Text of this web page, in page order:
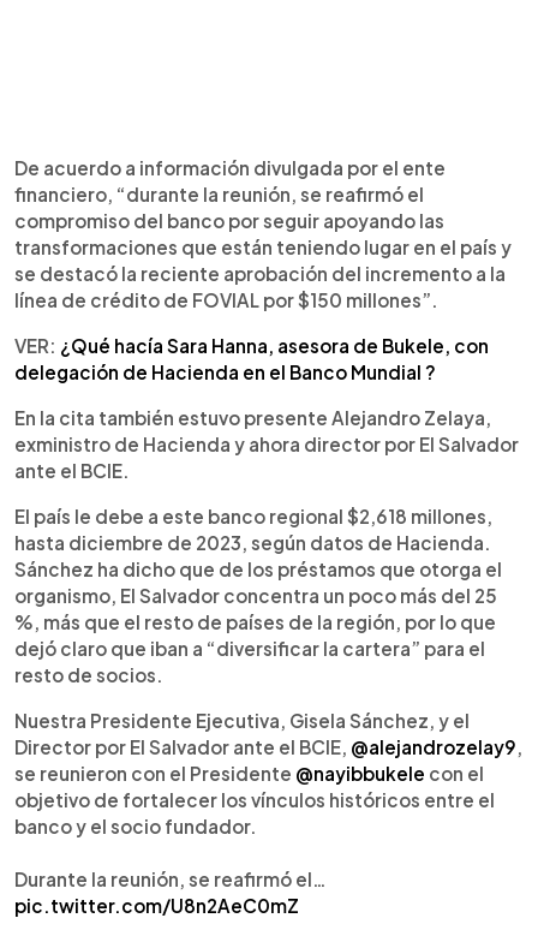
De acuerdo a información divulgada por el ente
financiero, “durante la reunión, se reafirmó el
compromiso del banco por seguir apoyando las
transformaciones que están teniendo lugar en el país y
se destacó la reciente aprobación del incremento a la
línea de crédito de FOVIAL por $150 millones”.
VER: ¿Qué hacía Sara Hanna, asesora de Bukele, con
delegación de Hacienda en el Banco Mundial ?
En la cita también estuvo presente Alejandro Zelaya,
exministro de Hacienda y ahora director por El Salvador
ante el BCIE.
El país le debe a este banco regional $2,618 millones,
hasta diciembre de 2023, según datos de Hacienda.
Sánchez ha dicho que de los préstamos que otorga el
organismo, El Salvador concentra un poco más del 25
%, más que el resto de países de la región, por lo que
dejó claro que iban a “diversificar la cartera” para el
resto de socios.
Nuestra Presidente Ejecutiva, Gisela Sánchez, y el
Director por El Salvador ante el BCIE, @alejandrozelay9
se reunieron con el Presidente @nayibbukele con el
objetivo de fortalecer los vínculos históricos entre el
banco y el socio fundador.
Durante la reunión, se reafirmó el…
pic.twitter.com/U8n2AeC0mZ